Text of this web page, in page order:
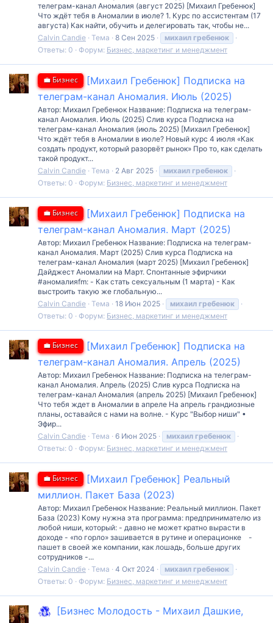
телеграм-канал Аномалия (август 2025) [Михаил Гребенюк]
Что ждёт тебя в Аномалии в июле? 1. Курс по ассистентам (17
августа) Как найти, обучить и делегировать так, чтобы не...
Calvin Candie Тема 8 Сен 2025 михаил гребенюк
Ответы: 0
Форум: Бизнес, маркетинг и менеджмент
💼 Бизнес
[Михаил Гребенюк] Подписка на
телеграм-канал Аномалия. Июль (2025)
Автор: Михаил Гребенюк Название: Подписка на телеграм-
канал Аномалия. Июль (2025) Слив курса Подписка на
телеграм-канал Аномалия (июль 2025) [Михаил Гребенюк]
Что ждёт тебя в Аномалии в июле? Новый курс 4 июля «Как
создать продукт, который разорвёт рынок» Про то, как сделать
такой продукт...
Calvin Candie Тема 2 Авг 2025 михаил гребенюк
Ответы: 0
Форум: Бизнес, маркетинг и менеджмент
💼 Бизнес
[Михаил Гребенюк] Подписка на
телеграм-канал Аномалия. Март (2025)
Автор: Михаил Гребенюк Название: Подписка на телеграм-
канал Аномалия. Март (2025) Слив курса Подписка на
телеграм-канал Аномалия (март 2025) [Михаил Гребенюк]
Дайджест Аномалии на Март. Спонтанные эфирчики
#аномалияfm: - Как стать сексуальным (1 марта) - Как
выстроить такую же глобальную...
Calvin Candie Тема 18 Июн 2025 михаил гребенюк
Ответы: 0
Форум: Бизнес, маркетинг и менеджмент
💼 Бизнес
[Михаил Гребенюк] Подписка на
телеграм-канал Аномалия. Апрель (2025)
Автор: Михаил Гребенюк Название: Подписка на телеграм-
канал Аномалия. Апрель (2025) Слив курса Подписка на
телеграм-канал Аномалия (апрель 2025) [Михаил Гребенюк]
Что тебя ждет в Аномалии в апреле На апрель грандиозные
планы, оставайся с нами на волне. - Курс "Выбор ниши" •
Эфир...
Calvin Candie Тема 6 Июн 2025 михаил гребенюк
Ответы: 0
Форум: Бизнес, маркетинг и менеджмент
💼 Бизнес
[Михаил Гребенюк] Реальный
миллион. Пакет База (2023)
Автор: Михаил Гребенюк Название: Реальный миллион. Пакет
База (2023) Кому нужна эта программа: предпринимателю из
любой ниши, который: - давно не может кратно вырасти в
доходе - «по горло» зашивается в рутине и операционке⁣⁣⠀ -
пашет в своей же компании, как лошадь, больше других
сотрудников⁣ -...
Calvin Candie Тема 4 Окт 2024 михаил гребенюк
Ответы: 0
Форум: Бизнес, маркетинг и менеджмент
[Бизнес Молодость - Михаил Дашкие,